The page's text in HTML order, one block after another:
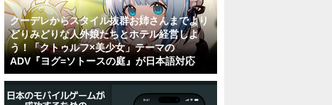
クーデレからスタイル抜群お姉さんまでより
どりみどりな人外娘たちとホテル経営しよ
う！「クトゥルフ×美少女」テーマの
ADV『ヨグ=ソトースの庭』が日本語対応